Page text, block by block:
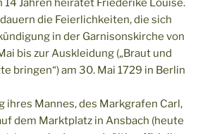
die Feierlichkeiten, die sich
in der Garnisonskirche von
bis zur Auskleidung („Braut und
bringen“) am 30. Mai 1729 in Berlin
ihres Mannes, des Markgrafen Carl,
dem Marktplatz in Ansbach (heute